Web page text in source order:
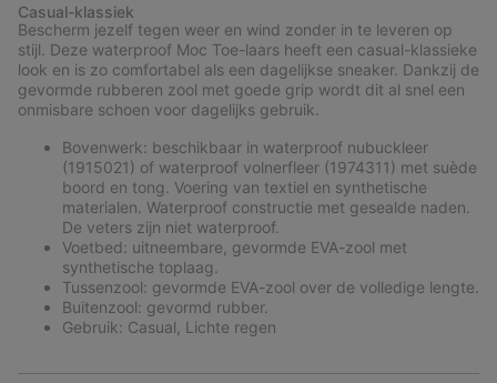
section
Casual-klassiek
Bescherm jezelf tegen weer en wind zonder in te leveren op
stijl. Deze waterproof Moc Toe-laars heeft een casual-klassieke
look en is zo comfortabel als een dagelijkse sneaker. Dankzij de
gevormde rubberen zool met goede grip wordt dit al snel een
onmisbare schoen voor dagelijks gebruik.
Bovenwerk: beschikbaar in waterproof nubuckleer
(1915021) of waterproof volnerfleer (1974311) met suède
boord en tong. Voering van textiel en synthetische
materialen. Waterproof constructie met gesealde naden.
De veters zijn niet waterproof.
Voetbed: uitneembare, gevormde EVA-zool met
synthetische toplaag.
Tussenzool: gevormde EVA-zool over de volledige lengte.
Buitenzool: gevormd rubber.
Gebruik: Casual, Lichte regen